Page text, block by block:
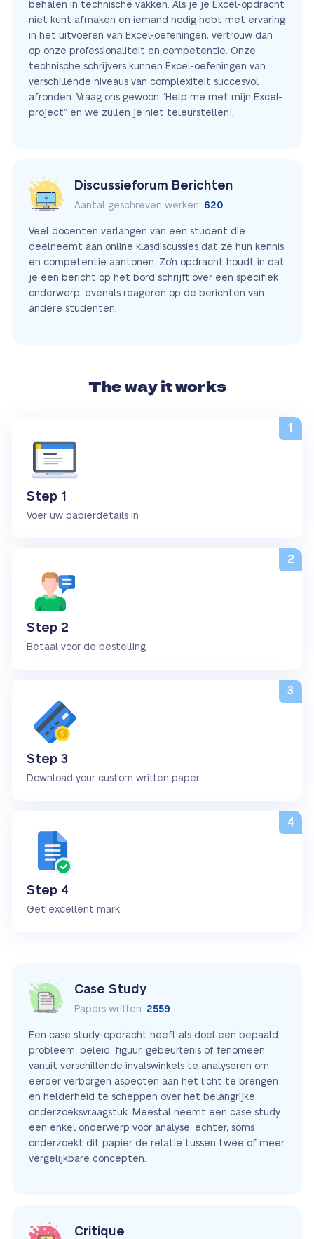
behalen in technische vakken. Als je je Excel-opdracht
niet kunt afmaken en iemand nodig hebt met ervaring
in het uitvoeren van Excel-oefeningen, vertrouw dan
op onze professionaliteit en competentie. Onze
technische schrijvers kunnen Excel-oefeningen van
verschillende niveaus van complexiteit succesvol
afronden. Vraag ons gewoon “Help me met mijn Excel-
project” en we zullen je niet teleurstellen!.
Discussieforum Berichten
Aantal geschreven werken: 620
Veel docenten verlangen van een student die
deelneemt aan online klasdiscussies dat ze hun kennis
en competentie aantonen. Zo’n opdracht houdt in dat
je een bericht op het bord schrijft over een specifiek
onderwerp, evenals reageren op de berichten van
andere studenten.
The way it works
Step 1
Voer uw papierdetails in
Step 2
Betaal voor de bestelling
Step 3
Download your custom written paper
Step 4
Get excellent mark
Case Study
Papers written: 2559
Een case study-opdracht heeft als doel een bepaald
probleem, beleid, figuur, gebeurtenis of fenomeen
vanuit verschillende invalswinkels te analyseren om
eerder verborgen aspecten aan het licht te brengen
en helderheid te scheppen over het belangrijke
onderzoeksvraagstuk. Meestal neemt een case study
een enkel onderwerp voor analyse, echter, soms
onderzoekt dit papier de relatie tussen twee of meer
vergelijkbare concepten.
Critique